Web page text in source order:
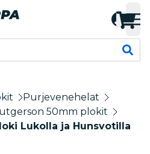
Purjevenehelat
50mm plokit
Lukolla ja Hunsvotilla